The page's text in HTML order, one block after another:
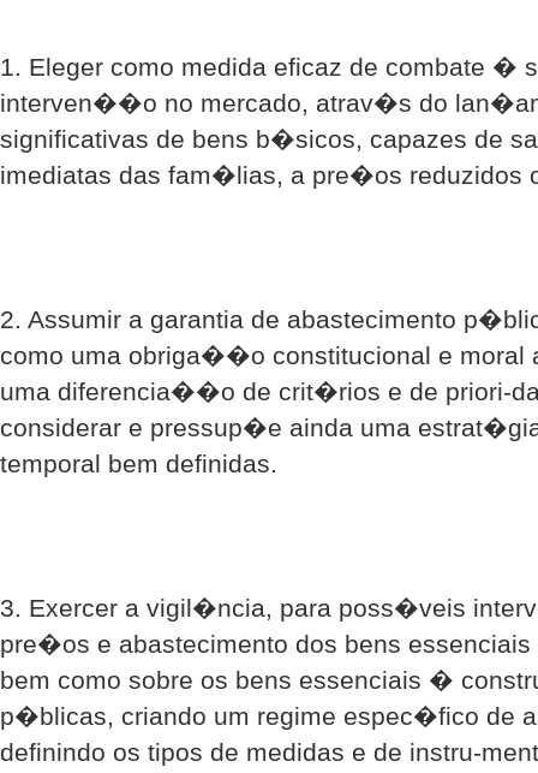
1. Eleger como medida eficaz de combate �
interven��o no mercado, atrav�s do
significativas de bens b�sicos, capazes de
imediatas das fam�lias, a pre�os reduzidos
2. Assumir a garantia de abastecimento
como uma obriga��o constitucional e moral
uma diferencia��o de crit�rios e de priori-
considerar e pressup�e ainda uma
temporal bem definidas.
3. Exercer a vigil�ncia, para poss�veis
pre�os e abastecimento dos bens essenciais
bem como sobre os bens essenciais �
p�blicas, criando um regime espec�fico de
definindo os tipos de medidas e de instru-